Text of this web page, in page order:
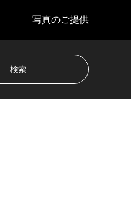
写真のご提供